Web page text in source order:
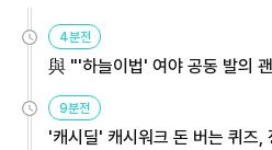
4분전
與 "'하늘이법' 여야 공동 발의
9분전
'캐시딜' 캐시워크 돈 버는 퀴즈,